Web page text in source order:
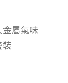
屬氣味